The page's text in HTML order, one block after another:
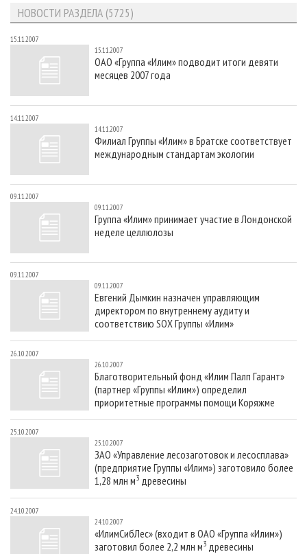
СУШКА ДРЕВЕСИНЫ
ДЕРЕВЯННОЕ ДОМОСТРОЕНИЕ
ПРОИЗВОДСТВО МЕБЕЛИ
БИОЭНЕРГЕТИКА
ЦБП
ИНСТРУМЕНТ И МАТЕРИАЛЫ
ПЕРСОНЫ
МОБИЛЬНЫЕ ВЫСТАВКИ
ОФИЦИАЛЬНЫЕ ДЕЛЕГАЦИИ
ПРИОРИТЕТНЫЕ ИНВЕСТПРОЕКТЫ
RUSSIAN FORESTRY REVIEW
ГАЗЕТА ЛЕСПРОМФОРУМ
БИБЛИОТЕКА СПЕЦИАЛИСТА
КОНТАКТЫ
РЕКЛАМА
РЕКЛАМА НА САЙТЕ
НОВОСТИ РАЗДЕЛА (5725)
15.11.2007
15.11.2007
ОАО «Группа «Илим» подводит итоги девяти
месяцев 2007 года
14.11.2007
14.11.2007
Филиал Группы «Илим» в Братске соответствует
международным стандартам экологии
09.11.2007
09.11.2007
Группа «Илим» принимает участие в Лондонской
неделе целлюлозы
09.11.2007
09.11.2007
Евгений Дымкин назначен управляющим
директором по внутреннему аудиту и
соответствию SOX Группы «Илим»
26.10.2007
26.10.2007
Благотворительный фонд «Илим Палп Гарант»
(партнер «Группы «Илим») определил
приоритетные программы помощи Коряжме
25.10.2007
25.10.2007
ЗАО «Управление лесозаготовок и лесосплава»
(предприятие Группы «Илим») заготовило более
1,28 млн м3 древесины
24.10.2007
24.10.2007
«ИлимСибЛес» (входит в ОАО «Группа «Илим»)
заготовил более 2,2 млн м3 древесины